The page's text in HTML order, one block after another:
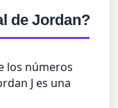
de Jordan?
los números
J es una